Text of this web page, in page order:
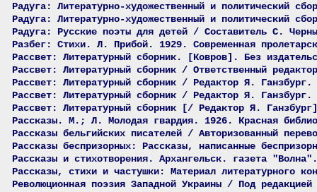
Радуга: Литературно-художественный и политический
Радуга: Литературно-художественный и политический
Радуга: Русские поэты для детей / Составитель С.
Разбег: Стихи. Л. Прибой. 1929. Современная
Рассвет: Литературный сборник. [Ковров]. Без
Рассвет: Литературный сборник / Ответственный
Рассвет: Литературный сборник / Редактор Я.
Рассвет: Литературный сборник / Редактор Я.
Рассвет: Литературный сборник [/ Редактор Я.
Рассказы. М.; Л. Молодая гвардия. 1926. Красная
Рассказы бельгийских писателей / Авторизованный
Рассказы беспризорных: Рассказы, написанные
Рассказы и стихотворения. Архангельск. газета
Рассказы, стихи и частушки: Материал литературного
Революционная поэзия Западной Украины / Под